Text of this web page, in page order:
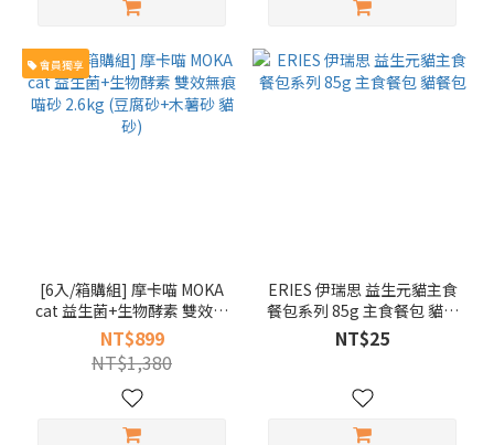
會員獨享
[6入/箱購組] 摩卡喵 MOKA
cat 益生菌+生物酵素 雙效無
砂 貓砂)
NT$899
NT$1,380
ERIES 伊瑞思 益生元貓主食
餐包系列 85g 主食餐包 貓餐
包
NT$25